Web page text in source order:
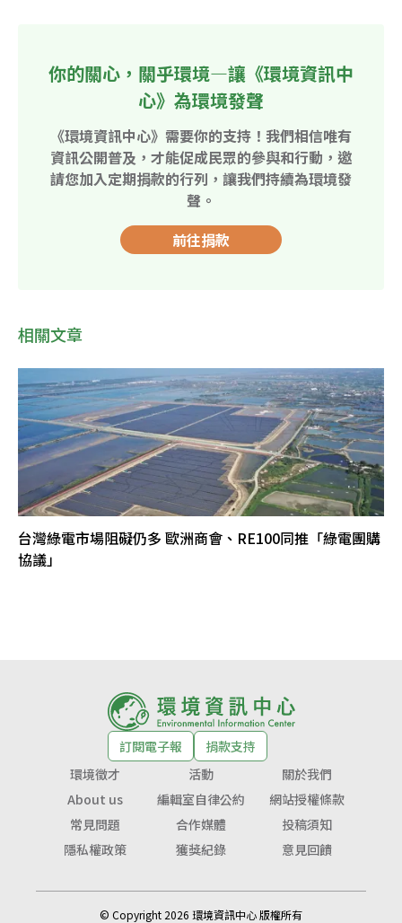
你的關心，關乎環境—讓《環境資訊中
心》為環境發聲
《環境資訊中心》需要你的支持！我們相信唯有
資訊公開普及，才能促成民眾的參與和行動，邀
請您加入定期捐款的行列，讓我們持續為環境發
聲。
前往捐款
相關文章
台灣綠電市場阻礙仍多 歐洲商會、RE100同推「綠電團購
協議」
訂閱電子報
捐款支持
環境徵才
活動
關於我們
About us
編輯室自律公約
網站授權條款
常見問題
合作媒體
投稿須知
隱私權政策
獲獎紀錄 意見回饋
© Copyright 2026 環境資訊中心 版權所有